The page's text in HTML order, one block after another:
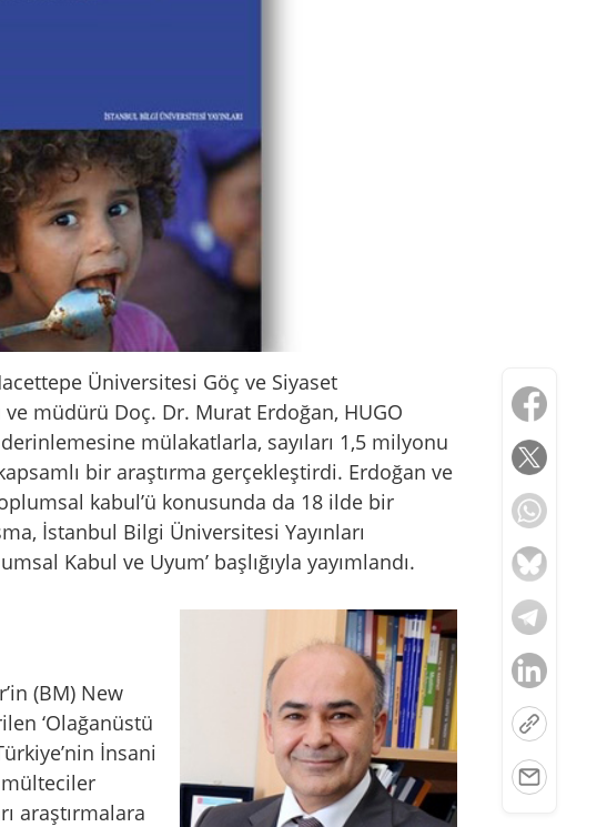
Üniversitesi Göç ve Siyaset
müdürü Doç. Dr. Murat Erdoğan, HUGO
mülakatlarla, sayıları 1,5 milyonu
bir araştırma gerçekleştirdi. Erdoğan ve
kabul’ü konusunda da 18 ilde bir
İstanbul Bilgi Üniversitesi Yayınları
Kabul ve Uyum’ başlığıyla yayımlandı.
(BM) New
‘Olağanüstü
İnsani
mülteciler
araştırmalara